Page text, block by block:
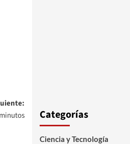
Categorías
Ciencia y Tecnología